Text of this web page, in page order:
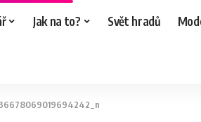
Jak na to? Svět hradů